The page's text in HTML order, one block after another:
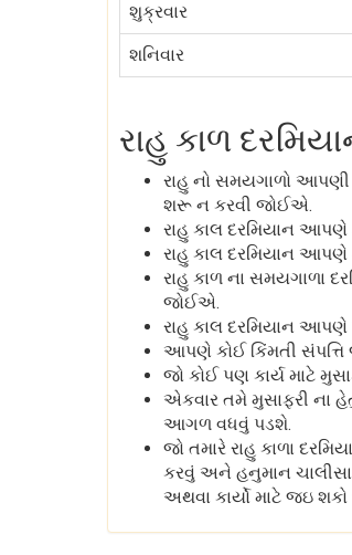
શુક્રવાર
શનિવાર
રાહુ કાળ
રાહુ નો સમયગાળો
શરૂ ન કરવી જોઈએ.
રાહુ કાલ દરમિયાન
રાહુ કાલ દરમિયાન આપણે
રાહુ કાળ ના સમયગાળા
જોઈએ.
રાહુ કાલ દરમિયાન આપણે
આપણે કોઈ કિંમતી સંપત્તિ
જો કોઈ પણ કાર્ય માટે
એકવાર તમે મુસાફરી ના
આગળ વધવું પડશે.
જો તમારે રાહુ કાળા
કરવું અને હનુમાન
અથવા કાર્યો માટે જઇ શકો